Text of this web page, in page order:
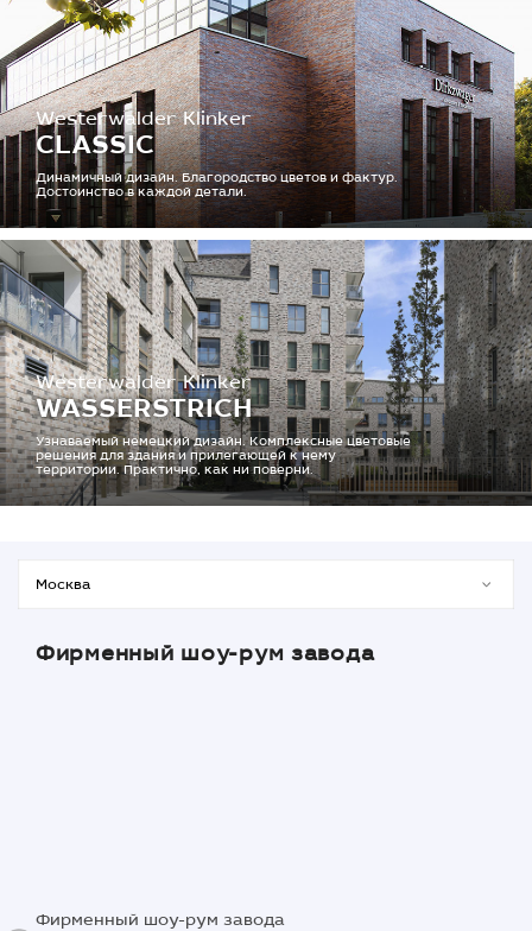
Westerwalder Klinker
CLASSIC
Динамичный дизайн. Благородство цветов и фактур.
Достоинство в каждой детали.
Westerwalder Klinker
WASSERSTRICH
Узнаваемый немецкий дизайн. Комплексные цветовые
решения для здания и прилегающей к нему
территории. Практично, как ни поверни.
Фирменный шоу-рум завода
Фирменный шоу-рум завода